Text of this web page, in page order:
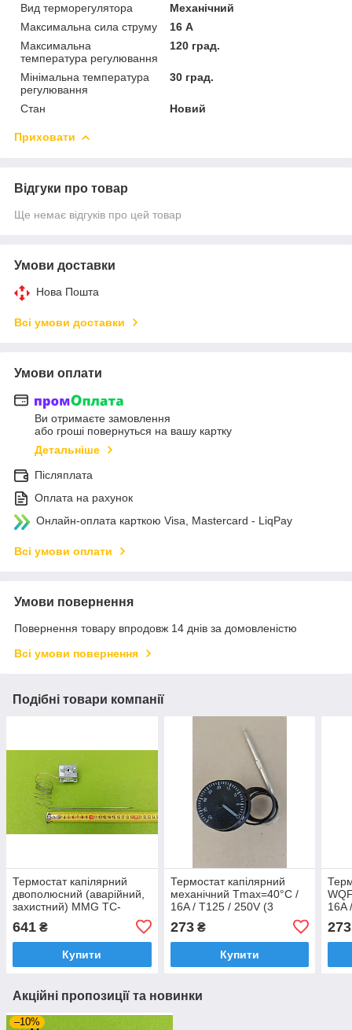
Вид терморегулятора
Механічний
Максимальна сила струму
16 А
Максимальна
температура регулювання
120 град.
Мінімальна температура
регулювання
30 град.
Стан Новий
Приховати
Відгуки про товар
Ще немає відгуків про цей товар
Умови доставки
Нова Пошта
Всі умови доставки
Умови оплати
Ви отримаєте замовлення
або гроші повернуться на вашу картку
Детальніше
Післяплата
Оплата на рахунок
Онлайн-оплата карткою Visa, Mastercard - LiqPay
Всі умови оплати
Умови повернення
Повернення товару впродовж 14 днів за домовленістю
Всі умови повернення
Подібні товари компанії
Термостат капілярний
двополюсний (аварійний,
захистний) MMG TC-
°C/20A/T120/250V
Угорщина
641 ₴
Купити
Термостат капілярний
механічний Tmax=40°С /
16A / T125 / 250V (3
контакти) до конвекторів
273₴
Купити
16A
273
Акційні пропозиції та новинки
–10%